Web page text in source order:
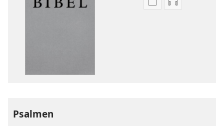
SipillitonSipiliton
Psalmen